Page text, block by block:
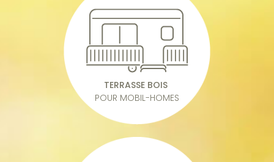
TERRASSE BOIS
POUR MOBIL-HOMES